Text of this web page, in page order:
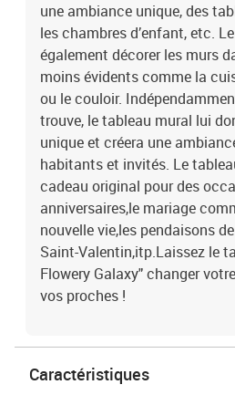
une ambiance unique, des
les chambres d’enfant, etc.
également décorer les murs
moins évidents comme la
ou le couloir.
trouve, le tableau mural lui
unique et créera une
habitants et invités. Le
cadeau original pour des
anniversaires,le mariage
nouvelle vie,les pendaisons
Saint-Valentin,itp.Laissez le
Flowery Galaxy" changer
vos proches !
Caractéristiques